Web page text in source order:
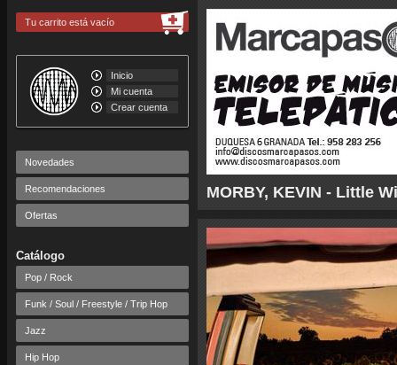
MORBY, KEVIN - Little
Tu carrito está vacío
Inicio
Mi cuenta
Crear cuenta
Novedades
Recomendaciones
Ofertas
Catálogo
Pop / Rock
Funk / Soul / Freestyle / Trip Hop
Jazz
Hip Hop